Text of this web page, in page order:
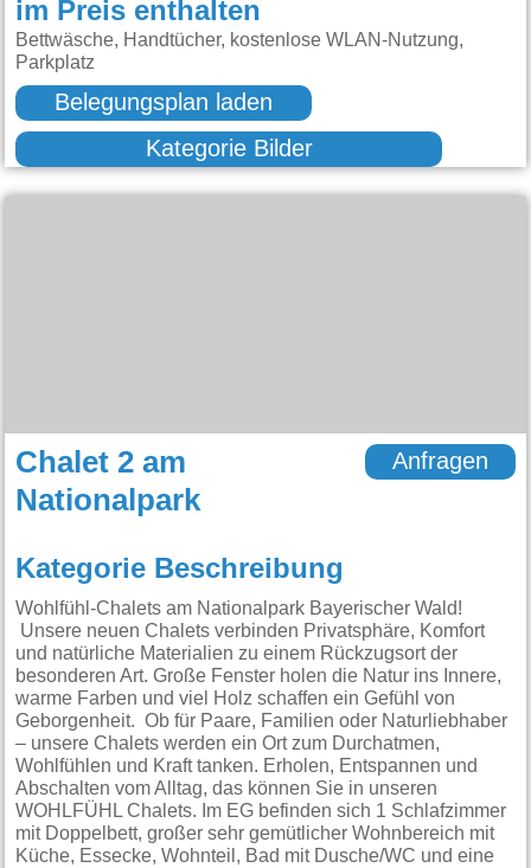
im Preis enthalten
Bettwäsche, Handtücher, kostenlose WLAN-Nutzung,
Parkplatz
Belegungsplan laden
Kategorie Bilder
Chalet 2 am
Nationalpark
Anfragen
Kategorie Beschreibung
Wohlfühl-Chalets am Nationalpark Bayerischer Wald!
Unsere neuen Chalets verbinden Privatsphäre, Komfort
und natürliche Materialien zu einem Rückzugsort der
besonderen Art. Große Fenster holen die Natur ins Innere,
warme Farben und viel Holz schaffen ein Gefühl von
Geborgenheit. Ob für Paare, Familien oder Naturliebhaber
– unsere Chalets werden ein Ort zum Durchatmen,
Wohlfühlen und Kraft tanken. Erholen, Entspannen und
Abschalten vom Alltag, das können Sie in unseren
WOHLFÜHL Chalets. Im EG befinden sich 1 Schlafzimmer
mit Doppelbett, großer sehr gemütlicher Wohnbereich mit
Küche, Essecke, Wohnteil, Bad mit Dusche/WC und eine